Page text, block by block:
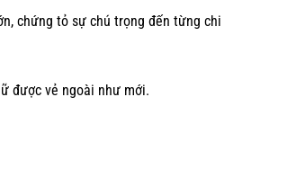
chứng tỏ sự chú trọng đến từng chi
được vẻ ngoài như mới.